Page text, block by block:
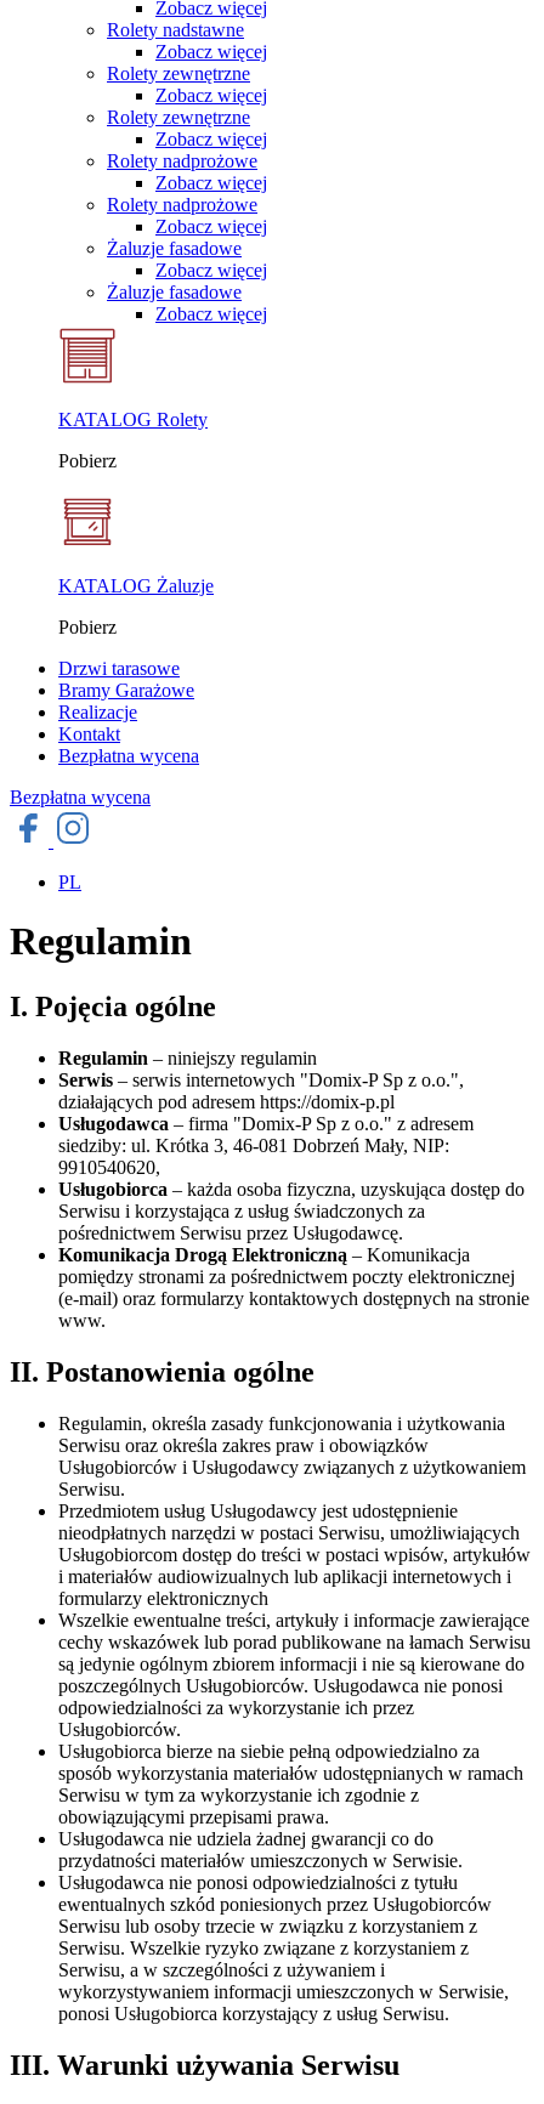
Zobacz więcej
Rolety nadstawne
Zobacz więcej
Rolety zewnętrzne
Zobacz więcej
Rolety zewnętrzne
Zobacz więcej
Rolety nadprożowe
Zobacz więcej
Rolety nadprożowe
Zobacz więcej
Żaluzje fasadowe
Zobacz więcej
Żaluzje fasadowe
Zobacz więcej
KATALOG Rolety
Pobierz
KATALOG Żaluzje
Pobierz
Drzwi tarasowe
Bramy Garażowe
Realizacje
Kontakt
Bezpłatna wycena
Bezpłatna wycena
PL
Regulamin
I. Pojęcia ogólne
Regulamin – niniejszy regulamin
Serwis – serwis internetowych "Domix-P Sp z o.o.",
działających pod adresem https://domix-p.pl
Usługodawca – firma "Domix-P Sp z o.o." z adresem
siedziby: ul. Krótka 3, 46-081 Dobrzeń Mały, NIP:
9910540620,
Usługobiorca – każda osoba fizyczna, uzyskująca dostęp do
Serwisu i korzystająca z usług świadczonych za
pośrednictwem Serwisu przez Usługodawcę.
Komunikacja Drogą Elektroniczną – Komunikacja
pomiędzy stronami za pośrednictwem poczty elektronicznej
(e-mail) oraz formularzy kontaktowych dostępnych na stronie
www.
II. Postanowienia ogólne
Regulamin, określa zasady funkcjonowania i użytkowania
Serwisu oraz określa zakres praw i obowiązków
Usługobiorców i Usługodawcy związanych z użytkowaniem
Serwisu.
Przedmiotem usług Usługodawcy jest udostępnienie
nieodpłatnych narzędzi w postaci Serwisu, umożliwiających
Usługobiorcom dostęp do treści w postaci wpisów, artykułów
i materiałów audiowizualnych lub aplikacji internetowych i
formularzy elektronicznych
Wszelkie ewentualne treści, artykuły i informacje zawierające
cechy wskazówek lub porad publikowane na łamach Serwisu
są jedynie ogólnym zbiorem informacji i nie są kierowane do
poszczególnych Usługobiorców. Usługodawca nie ponosi
odpowiedzialności za wykorzystanie ich przez
Usługobiorców.
Usługobiorca bierze na siebie pełną odpowiedzialno za
sposób wykorzystania materiałów udostępnianych w ramach
Serwisu w tym za wykorzystanie ich zgodnie z
obowiązującymi przepisami prawa.
Usługodawca nie udziela żadnej gwarancji co do
przydatności materiałów umieszczonych w Serwisie.
Usługodawca nie ponosi odpowiedzialności z tytułu
ewentualnych szkód poniesionych przez Usługobiorców
Serwisu lub osoby trzecie w związku z korzystaniem z
Serwisu. Wszelkie ryzyko związane z korzystaniem z
Serwisu, a w szczególności z używaniem i
wykorzystywaniem informacji umieszczonych w Serwisie,
ponosi Usługobiorca korzystający z usług Serwisu.
III. Warunki używania Serwisu